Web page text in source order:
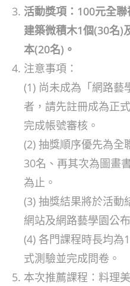
活動獎項：100元全
建築微積木1個(30名)
本(20名)。
注意事項：
(1) 尚未成為「網路藝
者，請先註冊成為正
完成帳號審核。
(2) 抽獎順序優先為全
30名、再其次為圖畫
為止。
(3) 抽獎結果將於活動
網站及網路藝學園公布
(4) 各門課程時長均為
式測驗並完成問卷。
本次推薦課程：料理